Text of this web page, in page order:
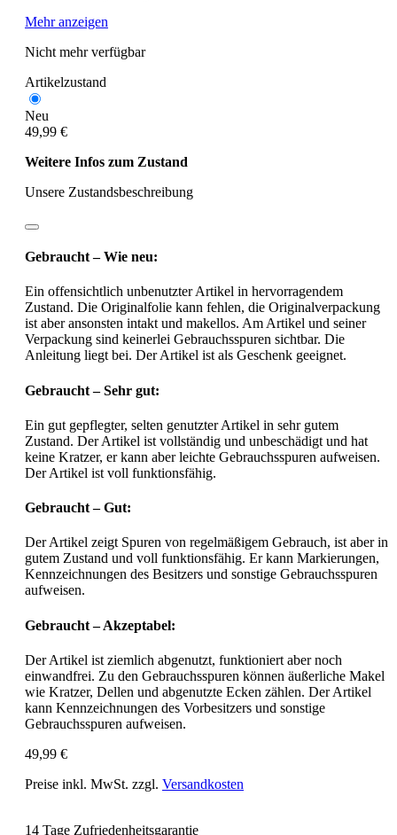
Mehr anzeigen
Nicht mehr verfügbar
Artikelzustand
Neu
49,99 €
Weitere Infos zum Zustand
Unsere Zustandsbeschreibung
Gebraucht – Wie neu:
Ein offensichtlich unbenutzter Artikel in hervorragendem
Zustand. Die Originalfolie kann fehlen, die Originalverpackung
ist aber ansonsten intakt und makellos. Am Artikel und seiner
Verpackung sind keinerlei Gebrauchsspuren sichtbar. Die
Anleitung liegt bei. Der Artikel ist als Geschenk geeignet.
Gebraucht – Sehr gut:
Ein gut gepflegter, selten genutzter Artikel in sehr gutem
Zustand. Der Artikel ist vollständig und unbeschädigt und hat
keine Kratzer, er kann aber leichte Gebrauchsspuren aufweisen.
Der Artikel ist voll funktionsfähig.
Gebraucht – Gut:
Der Artikel zeigt Spuren von regelmäßigem Gebrauch, ist aber in
gutem Zustand und voll funktionsfähig. Er kann Markierungen,
Kennzeichnungen des Besitzers und sonstige Gebrauchsspuren
aufweisen.
Gebraucht – Akzeptabel:
Der Artikel ist ziemlich abgenutzt, funktioniert aber noch
einwandfrei. Zu den Gebrauchsspuren können äußerliche Makel
wie Kratzer, Dellen und abgenutzte Ecken zählen. Der Artikel
kann Kennzeichnungen des Vorbesitzers und sonstige
Gebrauchsspuren aufweisen.
49,99 €
Preise inkl. MwSt. zzgl. Versandkosten
14 Tage Zufriedenheitsgarantie